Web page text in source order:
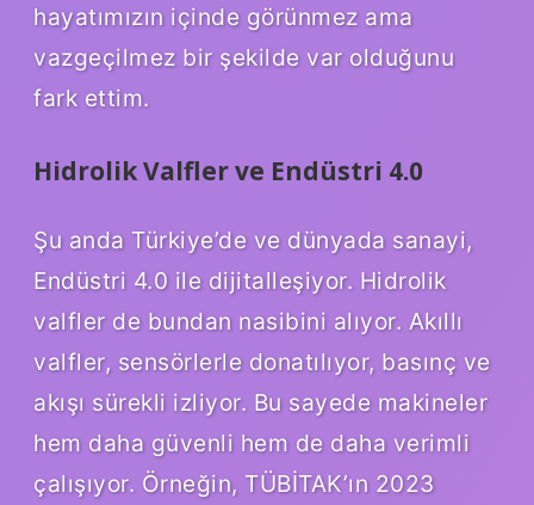
hayatımızın içinde görünmez ama
vazgeçilmez bir şekilde var olduğunu
fark ettim.
Hidrolik Valfler ve Endüstri 4.0
Şu anda Türkiye’de ve dünyada sanayi,
Endüstri 4.0 ile dijitalleşiyor. Hidrolik
valfler de bundan nasibini alıyor. Akıllı
valfler, sensörlerle donatılıyor, basınç ve
akışı sürekli izliyor. Bu sayede makineler
hem daha güvenli hem de daha verimli
çalışıyor. Örneğin, TÜBİTAK’ın 2023